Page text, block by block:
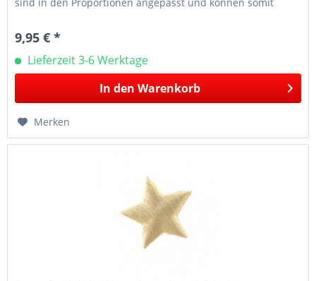
9,95 € *
Lieferzeit 3-6 Werktage
In den Warenkorb
Merken